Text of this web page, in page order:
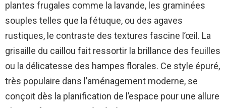
plantes frugales comme la lavande, les graminées
souples telles que la fétuque, ou des agaves
rustiques, le contraste des textures fascine l’œil. La
grisaille du caillou fait ressortir la brillance des feuilles
ou la délicatesse des hampes florales. Ce style épuré,
très populaire dans l’aménagement moderne, se
conçoit dès la planification de l’espace pour une allure